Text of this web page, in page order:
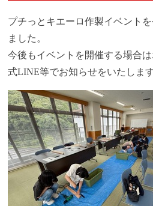
プチっとキエーロ作製イベント
ました。
今後もイベントを開催する場合
式LINE等でお知らせをいたします